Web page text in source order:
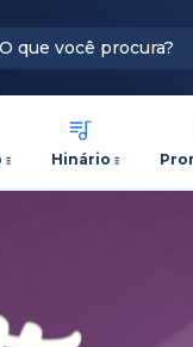
Hinário